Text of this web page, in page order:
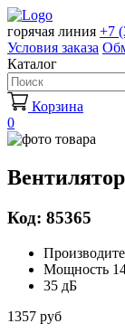
горячая линия +7
Условия заказа
Каталог
Корзина
0
Код: 85365
Мощность
35 дБ
1357 руб